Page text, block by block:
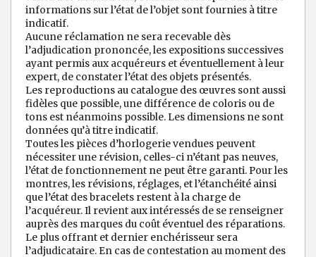
informations sur l’état de l’objet sont fournies à titre
indicatif.
Aucune réclamation ne sera recevable dès
l’adjudication prononcée, les expositions successives
ayant permis aux acquéreurs et éventuellement à leur
expert, de constater l’état des objets présentés.
Les reproductions au catalogue des œuvres sont aussi
fidèles que possible, une différence de coloris ou de
tons est néanmoins possible. Les dimensions ne sont
données qu’à titre indicatif.
Toutes les pièces d’horlogerie vendues peuvent
nécessiter une révision, celles-ci n’étant pas neuves,
l’état de fonctionnement ne peut être garanti. Pour les
montres, les révisions, réglages, et l’étanchéité ainsi
que l’état des bracelets restent à la charge de
l’acquéreur. Il revient aux intéressés de se renseigner
auprès des marques du coût éventuel des réparations.
Le plus offrant et dernier enchérisseur sera
l’adjudicataire. En cas de contestation au moment des